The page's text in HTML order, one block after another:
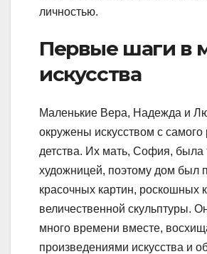
личностью.
Первые шаги в
искусства
Маленькие Вера, Надежда и
окружены искусством с самого
детства. Их мать, София, была
художницей, поэтому дом был
красочных картин, роскошных
величественной скульптуры.
много времени вместе,
произведениями искусства и